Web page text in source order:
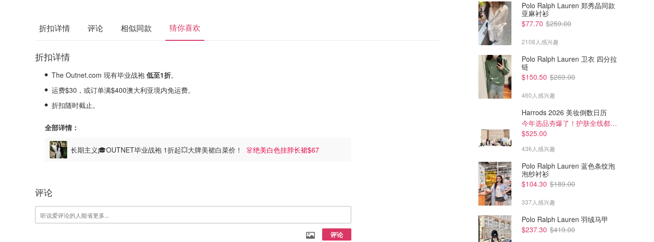
折扣详情 评论 相似同款 猜你喜欢
折扣详情
The Outnet.com 现有毕业战袍 低至1折。
运费$30，或订单满$400澳大利亚境内免运费。
折扣随时截止。
全部详情：
长期主义🎓OUTNET毕业战袍 1折起💥大牌美裙白菜价！ 👗绝美白色挂脖长裙$67
评论
评论
Polo Ralph Lauren 郑秀晶同款
亚麻衬衫
$77.70 $259.00
2108人感兴趣
Polo Ralph Lauren 卫衣 四分拉
链
$150.50 $269.00
460人感兴趣
Harrods 2026 美妆倒数日历
今年选品夯爆了！护肤全线都很绝
$525.00
436人感兴趣
Polo Ralph Lauren 蓝色条纹泡
泡纱衬衫
$104.30 $189.00
337人感兴趣
Polo Ralph Lauren 羽绒马甲
$237.30 $419.00